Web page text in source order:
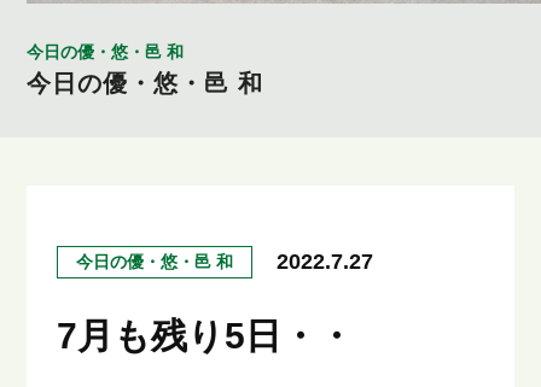
今日の優・悠・邑 和
今日の優・悠・邑 和
今日の優・悠・邑 和 2022.7.27
7月も残り5日・・